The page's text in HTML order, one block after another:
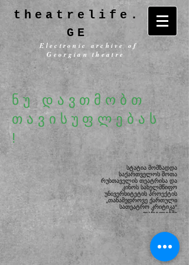
theatrelife.
GE
Electronic archive of
Georgian theatre
ნუ დავთმობთ
თავისუფლებას
!
სტატია მომზადდა
საქართველოს შოთა
რუსთაველის თეატრისა და
კინოს სახელმწიფო
უნივერსიტეტის პროექტის
„თანამედროვე ქართული
სათეატრო კრიტიკა“
ფარგლებში
.
დაფინანსებულია
საქართველოს კულტურის,
სპორტისა და
ახალგაზრდობის
სამინისტროს მიერ.